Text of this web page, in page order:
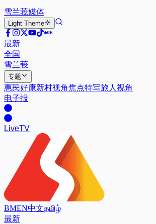
雪兰莪媒体
Light Theme
最新
全国
雪兰莪
专题
惠民好康新村视角焦点特写旅人视角
电子报
LiveTV
BMEN中文தமிழ்
最新